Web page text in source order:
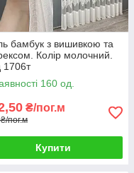
бамбук з вишивкою та
Колір молочний.
1706т
160 од.
₴/пог.м
пог.м
Купити